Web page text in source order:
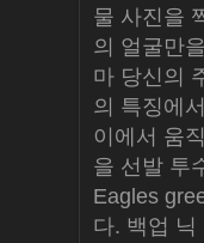
물 사진을
의 얼굴만
마 당신의
의 특징에
이에서 움
을 선발 투
Eagles
다. 백업